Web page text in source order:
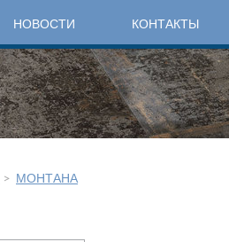
НОВОСТИ КОНТАКТЫ
> МОНТАНА